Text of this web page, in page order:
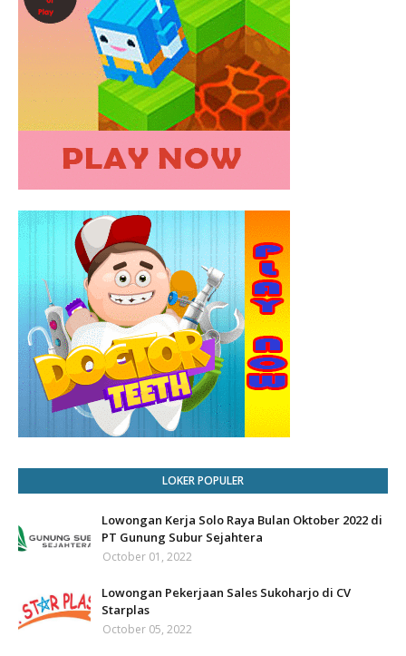
LOKER POPULER
Lowongan Kerja Solo Raya Bulan Oktober 2022 di
PT Gunung Subur Sejahtera
October 01, 2022
Lowongan Pekerjaan Sales Sukoharjo di CV
Starplas
October 05, 2022